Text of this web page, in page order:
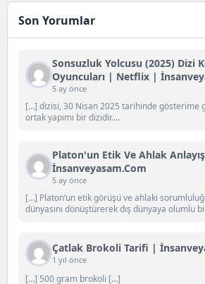
Son Yorumlar
Sonsuzluk Yolcusu (2025) Dizi
Oyuncuları | Netflix |
5 ay önce
[…] dizisi, 30 Nisan 2025 tarihinde gösterime
ortak yapımı bir dizidir....
Platon'un Etik Ve Ahlak
İnsanveyasam.com
5 ay önce
[…] Platon‘un etik görüşü ve ahlaki
dünyasını dönüştürerek dış dünyaya olumlu
Çatlak Brokoli Tarifi |
1 yıl önce
[…] 500 gram brokoli […]